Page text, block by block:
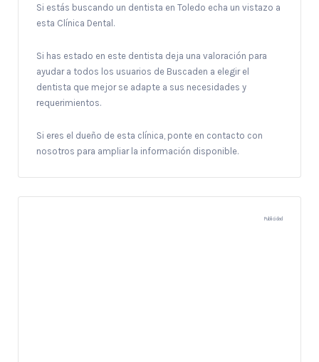
Si estás buscando un dentista en Toledo echa un vistazo a
esta Clínica Dental.
Si has estado en este dentista deja una valoración para
ayudar a todos los usuarios de Buscaden a elegir el
dentista que mejor se adapte a sus necesidades y
requerimientos.
Si eres el dueño de esta clínica, ponte en contacto con
nosotros para ampliar la información disponible.
Publicidad